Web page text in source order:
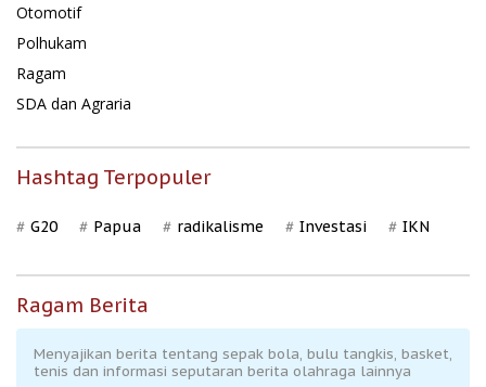
Otomotif
Polhukam
Ragam
SDA dan Agraria
Hashtag Terpopuler
G20 Papua radikalisme Investasi IKN
Ragam Berita
Menyajikan berita tentang sepak bola, bulu tangkis, basket,
tenis dan informasi seputaran berita olahraga lainnya